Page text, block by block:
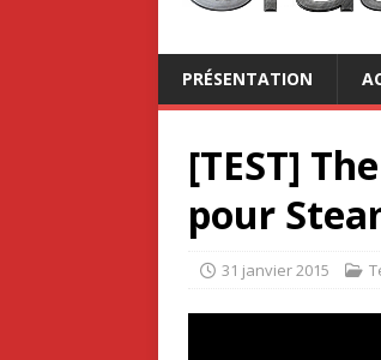
PRÉSENTATION
[TEST]
pour
31 janvier 2015